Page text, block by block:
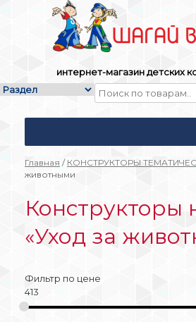
интернет-магазин детских
Главная / КОНСТРУКТОРЫ
животными
Конструкторы
«Уход за
Фильтр по цене
413